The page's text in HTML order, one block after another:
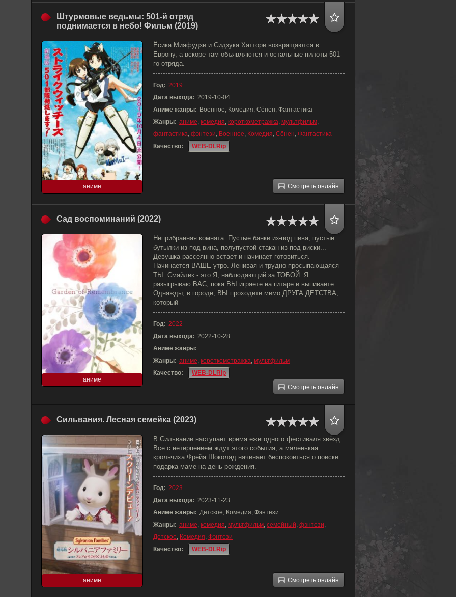
Штурмовые ведьмы: 501-й отряд
поднимается в небо! Фильм (2019)
аниме
Ёсика Мияфудзи и Сидзука Хаттори возвращаются в
Европу, а вскоре там объявляются и остальные пилоты 501-
го отряда.
Год: 2019
Дата выхода: 2019-10-04
Аниме жанры: Военное, Комедия, Сёнен, Фантастика
Жанры: аниме, комедия, короткометражка, мультфильм,
фантастика, фэнтези, Военное, Комедия, Сёнен, Фантастика
Качество:
WEB-DLRip
Смотреть онлайн
Сад воспоминаний (2022)
аниме
Неприбранная комната. Пустые банки из-под пива, пустые
бутылки из-под вина, полупустой стакан из-под виски...
Девушка рассеянно встает и начинает готовиться.
Начинается ВАШЕ утро. Ленивая и трудно просыпающаяся
ТЫ. Смайлик - это Я, наблюдающий за ТОБОЙ. Я
разыгрываю ВАС, пока ВЫ играете на гитаре и выпиваете.
Однажды, в городе, ВЫ проходите мимо ДРУГА ДЕТСТВА,
который
Год: 2022
Дата выхода: 2022-10-28
Аниме жанры:
Жанры: аниме, короткометражка, мультфильм
Качество:
WEB-DLRip
Смотреть онлайн
Сильвания. Лесная семейка (2023)
аниме
В Сильвании наступает время ежегодного фестиваля звёзд.
Все с нетерпением ждут этого события, а маленькая
крольчиха Фрейя Шоколад начинает беспокоиться о поиске
подарка маме на день рождения.
Год: 2023
Дата выхода: 2023-11-23
Аниме жанры: Детское, Комедия, Фэнтези
Жанры: аниме, комедия, мультфильм, семейный, фэнтези,
Детское, Комедия, Фэнтези
Качество:
WEB-DLRip
Смотреть онлайн